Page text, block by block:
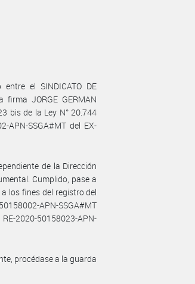
el SINDICATO DE
firma JORGE GERMAN
bis de la Ley N° 20.744
APN-SSGA#MT del EX-
de la Dirección
Cumplido, pase a
los fines del registro del
APN-SSGA#MT
2020-50158023-APN-
procédase a la guarda